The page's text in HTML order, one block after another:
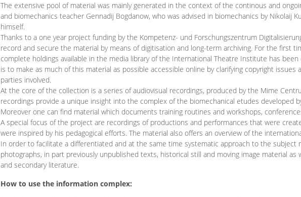
The extensive pool of material was mainly generated in the context of the continous and
and biomechanics teacher Gennadij Bogdanow, who was advised in biomechanics by Nikolaij
himself.
Thanks to a one year project funding by the Kompetenz- und Forschungszentrum
record and secure the material by means of digitisation and long-term archiving. For the first
complete holdings available in the media library of the International Theatre Institute has
is to make as much of this material as possible accessible online by clarifying copyright
parties involved.
At the core of the collection is a series of audiovisual recordings, produced by the Mime
recordings provide a unique insight into the complex of the biomechanical etudes developed
Moreover one can find material which documents training routines and workshops,
A special focus of the project are recordings of productions and performances that were
were inspired by his pedagogical efforts. The material also offers an overview of the
In order to facilitate a differentiated and at the same time systematic approach to the subject
photographs, in part previously unpublished texts, historical still and moving image material
and secondary literature.
How to use the information complex: